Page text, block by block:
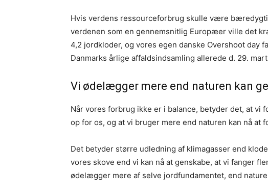
Hvis verdens ressourceforbrug skulle være
verdenen som en gennemsnitlig Europæer ville det
4,2 jordkloder, og vores egen danske Overshoot day
Danmarks årlige affaldsindsamling allerede d. 29.
Vi ødelægger mere end naturen kan
Når vores forbrug ikke er i balance, betyder det, at vi
op for os, og at vi bruger mere end naturen kan nå at
Det betyder større udledning af klimagasser end
vores skove end vi kan nå at genskabe, at vi fanger
ødelægger mere af selve jordfundamentet, end